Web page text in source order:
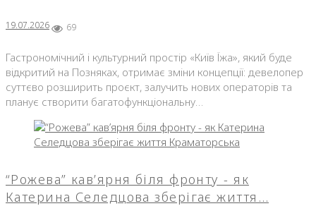
19.07.2026 69
Гастрономічний і культурний простір «Київ Їжа», який буде
відкритий на Позняках, отримає зміни концепції: девелопер
суттєво розширить проєкт, залучить нових операторів та
планує створити багатофункціональну…
“Рожева” кав’ярня біля фронту - як
Катерина Селедцова зберігає життя…